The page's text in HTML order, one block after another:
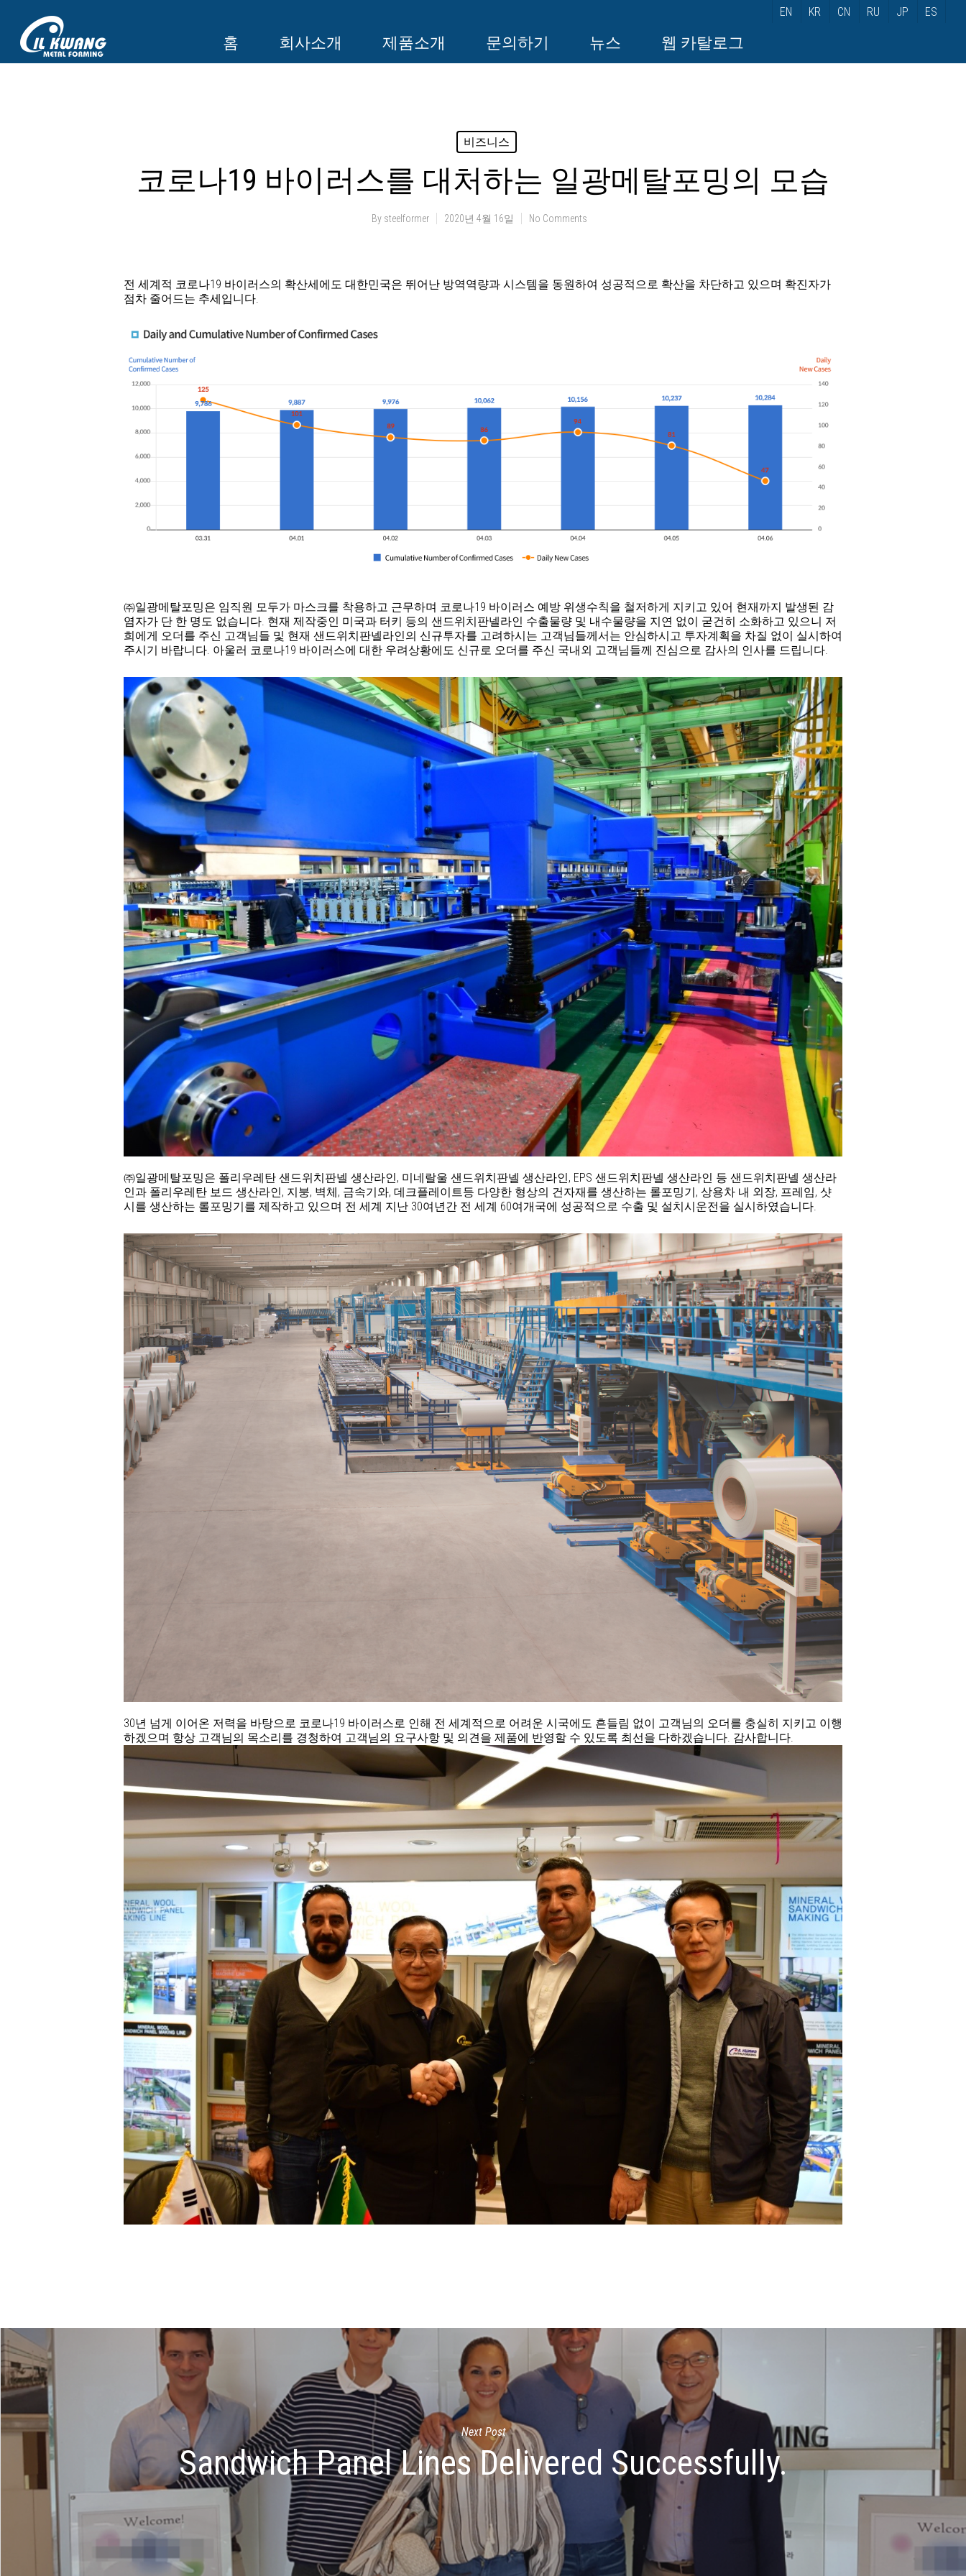
EN KR CN RU JP ES
홈 회사소개 제품소개 문의하기 뉴스 웹 카탈로그
비즈니스
코로나19 바이러스를 대처하는 일광메탈포밍의 모습
By steelformer 2020년 4월 16일 No Comments
전 세계적 코로나19 바이러스의 확산세에도 대한민국은 뛰어난 방역역량과 시스템을 동원하여 성공적으로 확산을 차단하고 있으며 확진자가
점차 줄어드는 추세입니다.
㈜일광메탈포밍은 임직원 모두가 마스크를 착용하고 근무하며 코로나19 바이러스 예방 위생수칙을 철저하게 지키고 있어 현재까지 발생된 감
염자가 단 한 명도 없습니다. 현재 제작중인 미국과 터키 등의 샌드위치판넬라인 수출물량 및 내수물량을 지연 없이 굳건히 소화하고 있으니 저
희에게 오더를 주신 고객님들 및 현재 샌드위치판넬라인의 신규투자를 고려하시는 고객님들께서는 안심하시고 투자계획을 차질 없이 실시하여
주시기 바랍니다. 아울러 코로나19 바이러스에 대한 우려상황에도 신규로 오더를 주신 국내외 고객님들께 진심으로 감사의 인사를 드립니다.
㈜일광메탈포밍은 폴리우레탄 샌드위치판넬 생산라인, 미네랄울 샌드위치판넬 생산라인, EPS 샌드위치판넬 생산라인 등 샌드위치판넬 생산라
인과 폴리우레탄 보드 생산라인, 지붕, 벽체, 금속기와, 데크플레이트등 다양한 형상의 건자재를 생산하는 롤포밍기, 상용차 내 외장, 프레임, 샷
시를 생산하는 롤포밍기를 제작하고 있으며 전 세계 지난 30여년간 전 세계 60여개국에 성공적으로 수출 및 설치시운전을 실시하였습니다.
30년 넘게 이어온 저력을 바탕으로 코로나19 바이러스로 인해 전 세계적으로 어려운 시국에도 흔들림 없이 고객님의 오더를 충실히 지키고 이행
하겠으며 항상 고객님의 목소리를 경청하여 고객님의 요구사항 및 의견을 제품에 반영할 수 있도록 최선을 다하겠습니다. 감사합니다.
Next Post
Sandwich Panel Lines Delivered Successfully.